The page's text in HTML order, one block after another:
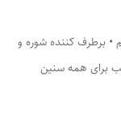
برطرف کننده شوره و
برای همه سنین